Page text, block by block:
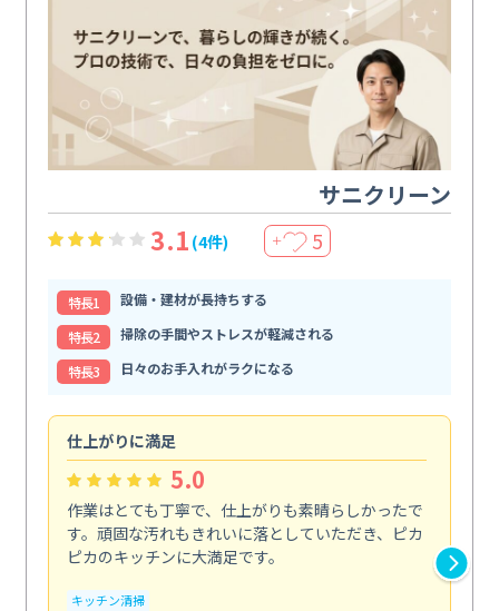
サニクリーン
3.1 (4件) ＋ 5
特⻑1
設備・建材が長持ちする
特⻑2
掃除の手間やストレスが軽減される
特⻑3
日々のお手入れがラクになる
仕上がりに満足
5.0
作業はとても丁寧で、仕上がりも素晴らしかったで
す。頑固な汚れもきれいに落としていただき、ピカ
ピカのキッチンに大満足です。
キッチン清掃